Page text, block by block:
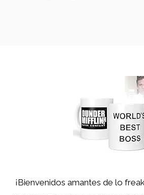
¡Bienvenidos amantes de lo